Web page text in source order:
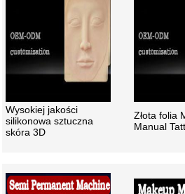
Wysokiej jakości
silikonowa sztuczna
skóra 3D
Złota folia
Manual